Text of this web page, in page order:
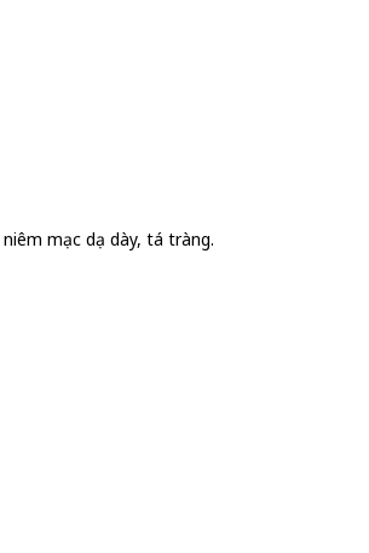
mạc dạ dày, tá tràng.